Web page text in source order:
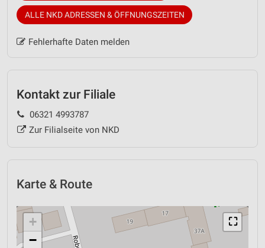
ALLE NKD ADRESSEN & ÖFFNUNGSZEITEN
Fehlerhafte Daten melden
Kontakt zur Filiale
06321 4993787
Zur Filialseite von NKD
Karte & Route
⛶
+
−